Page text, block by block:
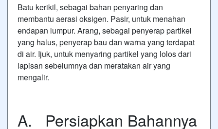
Batu kerikil, sebagai bahan penyaring dan
membantu aerasi oksigen. Pasir, untuk menahan
endapan lumpur. Arang, sebagai penyerap partikel
yang halus, penyerap bau dan warna yang terdapat
di air. Ijuk, untuk menyaring partikel yang lolos dari
lapisan sebelumnya dan meratakan air yang
mengalir.
A. Persiapkan Bahannya